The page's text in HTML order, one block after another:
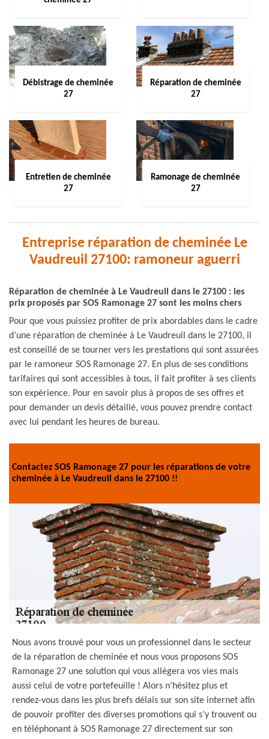
Débistrage de cheminée
27
Réparation de cheminée
27
Entretien de cheminée
27
Ramonage de cheminée
27
Entreprise réparation de cheminée Le
Vaudreuil 27100: ramoneur aguerri
Réparation de cheminée à Le Vaudreuil dans le 27100 : les
prix proposés par SOS Ramonage 27 sont les moins chers
Pour que vous puissiez profiter de prix abordables dans le cadre
d’une réparation de cheminée à Le Vaudreuil dans le 27100, il
est conseillé de se tourner vers les prestations qui sont assurées
par le ramoneur SOS Ramonage 27. En plus de ses conditions
tarifaires qui sont accessibles à tous, il fait profiter à ses clients
son expérience. Pour en savoir plus à propos de ses offres et
pour demander un devis détaillé, vous pouvez prendre contact
avec lui pendant les heures de bureau.
Contactez SOS Ramonage 27 pour les réparations de votre
cheminée à Le Vaudreuil dans le 27100 !!
Nous avons trouvé pour vous un professionnel dans le secteur
de la réparation de cheminée et nous vous proposons SOS
Ramonage 27 une solution qui vous allègera vos vies mais
aussi celui de votre portefeuille ! Alors n’hésitez plus et
rendez-vous dans les plus brefs délais sur son site internet afin
de pouvoir profiter des diverses promotions qui s’y trouvent ou
en téléphonant à SOS Ramonage 27 directement sur son